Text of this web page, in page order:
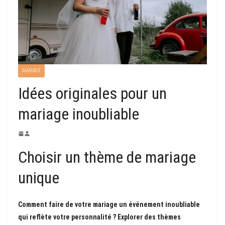
MARIAGE
Idées originales pour un
mariage inoubliable
Choisir un thème de mariage
unique
Comment faire de votre mariage un événement inoubliable
qui reflète votre personnalité ? Explorer des thèmes